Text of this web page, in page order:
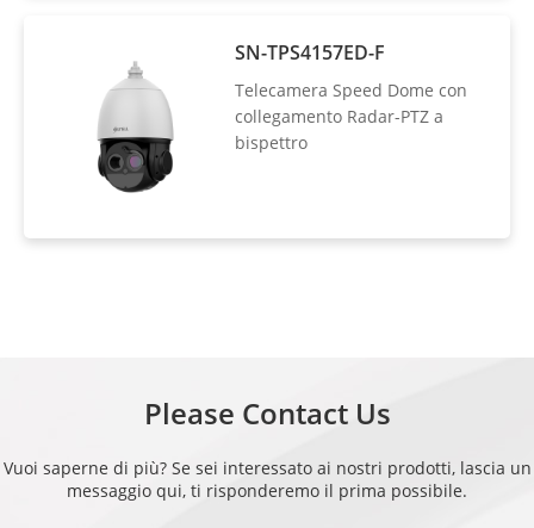
SN-TPS4157ED-F
Telecamera Speed Dome con
collegamento Radar-PTZ a
bispettro
Please Contact Us
Vuoi saperne di più? Se sei interessato ai nostri prodotti, lascia un
messaggio qui, ti risponderemo il prima possibile.